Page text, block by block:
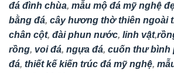
đá đình chùa, mẫu mộ đá mỹ nghệ
bằng đá, cây hương thờ thiên ngoài
chân cột, đài phun nước, linh vật,
rồng, voi đá, ngựa đá, cuốn thư bình
đá, thiết kế kiến trúc đá mỹ nghệ,